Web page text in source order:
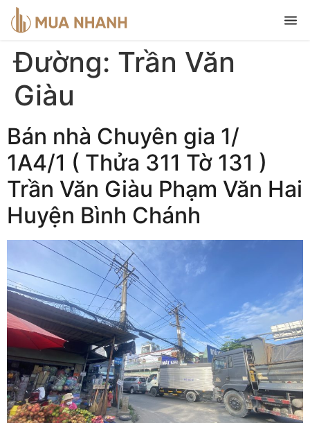
Đường: Trần Văn
Giàu
Bán nhà Chuyên gia 1/
1A4/1 ( Thửa 311 Tờ 131 )
Trần Văn Giàu Phạm Văn Hai
Huyện Bình Chánh